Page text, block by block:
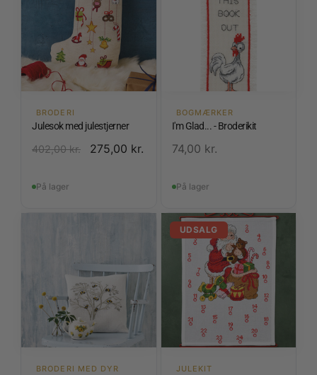
BRODERI
Julesok med julestjerner
402,00kr. 275,00 kr.
På lager
BOGMÆRKER
I'm Glad... - Broderikit
74,00 kr.
På lager
BRODERI MED DYR
UDSALG
JULEKIT